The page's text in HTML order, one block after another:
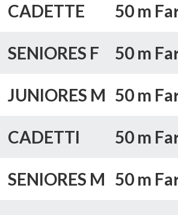
CADETTE 50 m
SENIORES F 50 m
JUNIORES M 50 m
CADETTI 50 m
SENIORES M 50 m